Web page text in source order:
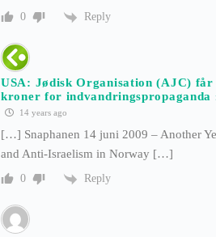
0 Reply
USA: Jødisk Organisation (AJC)
kroner for indvandringspropaganda
14 years ago
[…] Snaphanen 14 juni 2009 – Another
and Anti-Israelism in Norway […]
0 Reply